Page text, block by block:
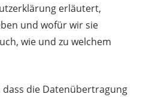
erläutert,
und wofür wir sie
wie und zu welchem
die Datenübertragung